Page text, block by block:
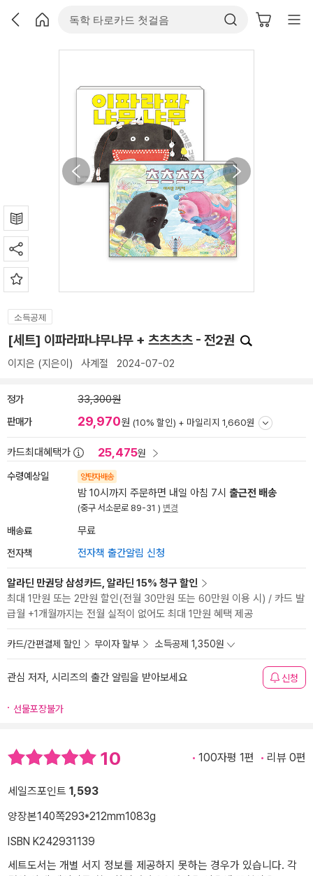
소득공제
[세트] 이파라파냐무냐무 + 츠츠츠츠 - 전2권
이지은 (지은이) 사계절 2024-07-02
정가 33,300원
판매가 29,970원 (10% 할인) + 마일리지 1,660원
카드최대혜택가 25,475원
수령예상일 양탄자배송
밤 10시까지 주문하면 내일 아침 7시 출근전 배송
(중구 서소문로 89-31 ) 변경
배송료 무료
전자책 전자책 출간알림 신청
알라딘 만권당 삼성카드, 알라딘 15% 청구 할인
최대 1만원 또는 2만원 할인(전월 30만원 또는 60만원 이용 시) / 카드 발
급월 +1개월까지는 전월 실적이 없어도 최대 1만원 혜택 제공
카드/간편결제 할인 무이자 할부 소득공제 1,350원
관심 저자, 시리즈의 출간 알림을 받아보세요 신청
선물포장불가
10 100자평 1편 리뷰 0편
세일즈포인트 1,593
양장본140쪽293*212mm1083g
ISBN K242931139
세트도서는 개별 서지 정보를 제공하지 못하는 경우가 있습니다. 각